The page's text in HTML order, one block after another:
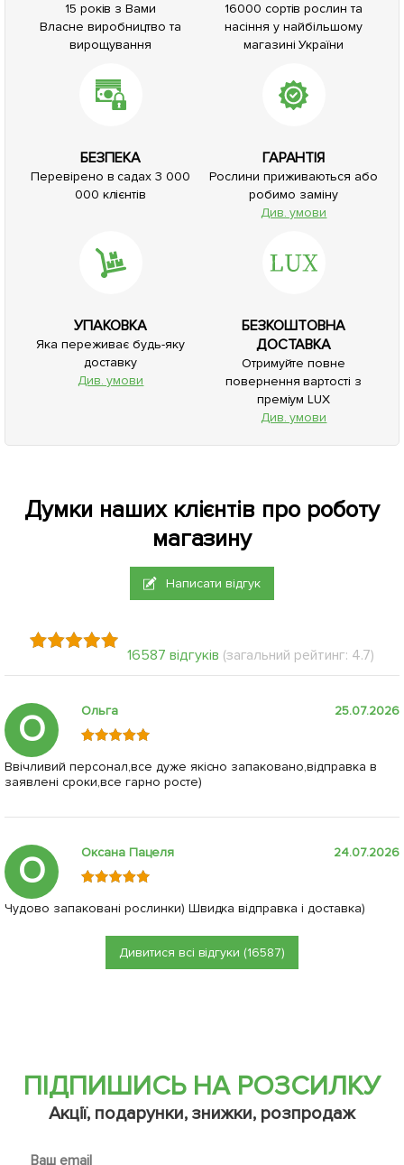
15 років з Вами
Власне виробництво та
вирощування
16000 сортів рослин та
насіння у найбільшому
магазині України
БЕЗПЕКА
Перевірено в садах 3 000
000 клієнтів
ГАРАНТІЯ
Рослини приживаються або
робимо заміну
Див. умови
УПАКОВКА
Яка переживає будь-яку
доставку
Див. умови
БЕЗКОШТОВНА
ДОСТАВКА
Отримуйте повне
повернення вартості з
преміум LUX
Див. умови
Думки наших клієнтів про роботу
магазину
Написати відгук
16587 відгуків (загальний рейтинг: 4.7)
О Ольга 25.07.2026
Ввічливий персонал,все дуже якісно запаковано,відправка в
заявлені сроки,все гарно росте)
О Оксана Пацеля 24.07.2026
Чудово запаковані рослинки) Швидка відправка і доставка)
Дивитися всі відгуки (16587)
ПІДПИШИСЬ НА РОЗСИЛКУ
Акції, подарунки, знижки, розпродаж